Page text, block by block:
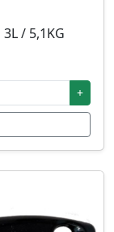
/ 5,1KG
+